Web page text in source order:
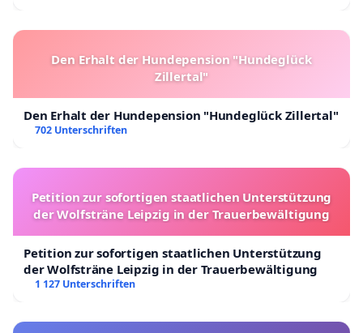
Den Erhalt der Hundepension "Hundeglück
Zillertal"
Den Erhalt der Hundepension "Hundeglück Zillertal"
702 Unterschriften
Petition zur sofortigen staatlichen Unterstützung
der Wolfsträne Leipzig in der Trauerbewältigung
Petition zur sofortigen staatlichen Unterstützung
der Wolfsträne Leipzig in der Trauerbewältigung
1 127 Unterschriften